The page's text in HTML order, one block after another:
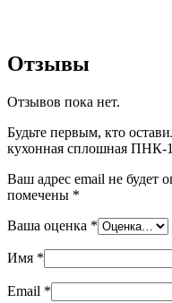
Отзывы
Отзывов пока нет.
Будьте первым, кто
кухонная сплошная ПНК-
Ваш адрес email не будет
помечены *
Ваша оценка *
Имя *
Email *